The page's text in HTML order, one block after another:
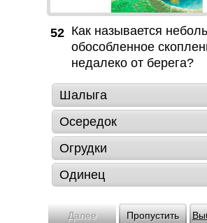
52 Как называется
обособленное
недалеко от берега?
Шалыга
Осередок
Огрудки
Одинец
Далее Пропустить